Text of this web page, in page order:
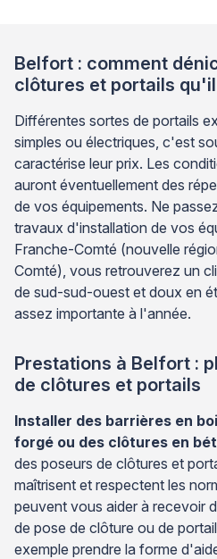
Belfort : comment
clôtures et portails
Différentes sortes de portails
simples ou électriques, c'est
caractérise leur prix. Les
auront éventuellement des
de vos équipements. Ne
travaux d'installation de vos
Franche-Comté (nouvelle
Comté), vous retrouverez un
de sud-sud-ouest et doux en
assez importante à l'année.
Prestations à Belfort :
de clôtures et portails
Installer des barrières en
forgé ou des clôtures en
des poseurs de clôtures et
maîtrisent et respectent les
peuvent vous aider à recevoir
de pose de clôture ou de
exemple prendre la forme